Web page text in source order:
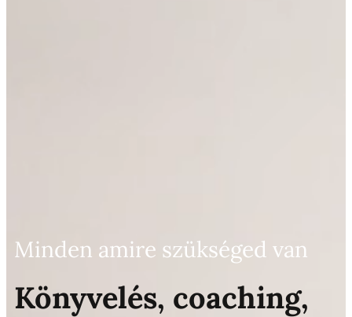
Minden amire szükséged van
Könyvelés, coaching,